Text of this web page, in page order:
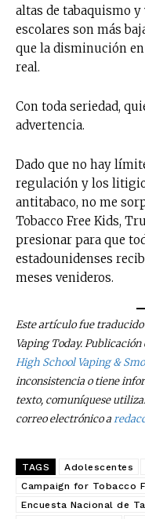
altas de tabaquismo
escolares son más
que la disminución
real.
Con toda seriedad,
advertencia.
Dado que no hay
regulación y los
antitabaco, no me
Tobacco Free Kids,
presionar para que
estadounidenses
meses venideros.
Este artículo fue traducido
Vaping Today.
High School Vaping &
inconsistencia o tiene
texto, comuníquese
correo electrónico a
TAGS Adolescentes
Campaign for Tobacco
Encuesta Nacional de